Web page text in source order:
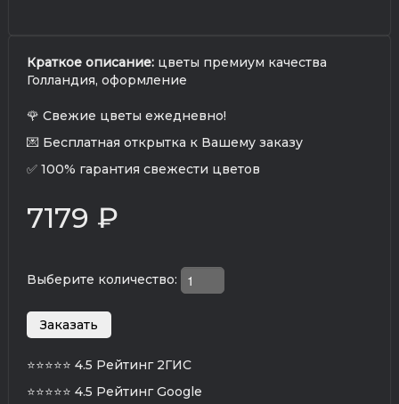
Краткое описание: цветы премиум качества
Голландия, оформление
🌹 Свежие цветы ежедневно!
💌 Бесплатная открытка к Вашему заказу
✅ 100% гарантия свежести цветов
7179 ₽
Выберите количество:
⭐⭐⭐⭐⭐ 4.5 Рейтинг 2ГИС
⭐⭐⭐⭐⭐ 4.5 Рейтинг Google